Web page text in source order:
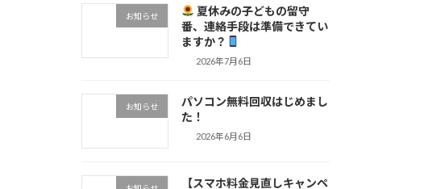
お知らせ
夏休みの子どもの留守
番、連絡手段は準備できてい
ますか？
2026年7月6日
お知らせ
パソコン無料回収はじめまし
た！
2026年6月6日
【スマホ料金見直しキャンペ